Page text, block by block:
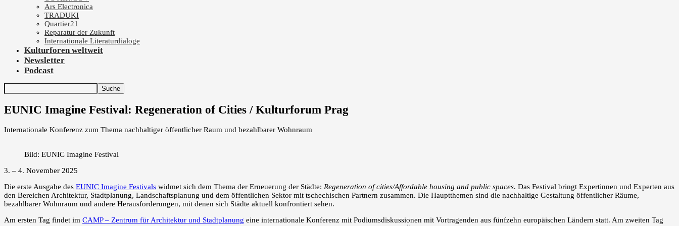
Ars Electronica
TRADUKI
Quartier21
Reparatur der Zukunft
Internationale Literaturdialoge
Kulturforen weltweit
Newsletter
Podcast
EUNIC Imagine Festival: Regeneration of Cities / Kulturforum Prag
Internationale Konferenz zum Thema nachhaltiger öffentlicher Raum und bezahlbarer Wohnraum
Bild: EUNIC Imagine Festival
3. – 4. November 2025
Die erste Ausgabe des EUNIC Imagine Festivals widmet sich dem Thema der Erneuerung der Städte: Regeneration of cities/Affordable housing and public spaces. Das Festival bringt Expertinnen und Experten aus
den Bereichen Architektur, Stadtplanung, Landschaftsplanung und dem öffentlichen Sektor mit tschechischen Partnern zusammen. Die Hauptthemen sind die nachhaltige Gestaltung öffentlicher Räume,
bezahlbarer Wohnraum und andere Herausforderungen, mit denen sich Städte aktuell konfrontiert sehen.
Am ersten Tag findet im CAMP – Zentrum für Architektur und Stadtplanung eine internationale Konferenz mit Podiumsdiskussionen mit Vortragenden aus fünfzehn europäischen Ländern statt. Am zweiten Tag